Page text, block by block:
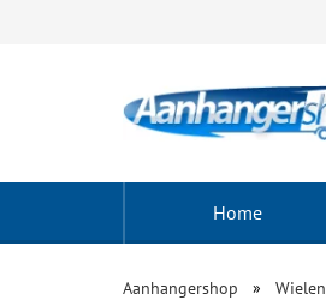
Home
Aanhangershop Wielen